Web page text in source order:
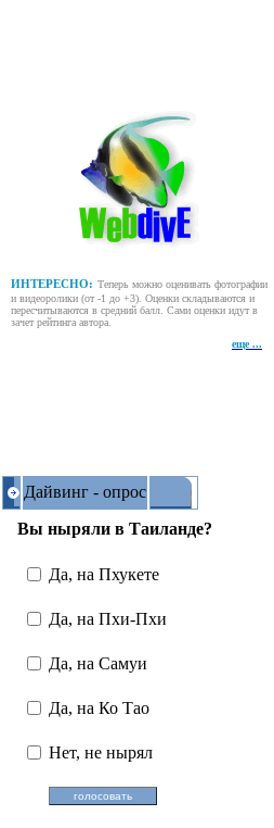
ИНТЕРЕСНО: Теперь можно оценивать фотографии
и видеоролики (от -1 до +3). Оценки складываются и
пересчитываются в средний балл. Сами оценки идут в
зачет рейтинга автора.
еще ...
Дайвинг - опрос
Вы ныряли в Таиланде?
Да, на Пхукете
Да, на Пхи-Пхи
Да, на Самуи
Да, на Ко Тао
Нет, не нырял